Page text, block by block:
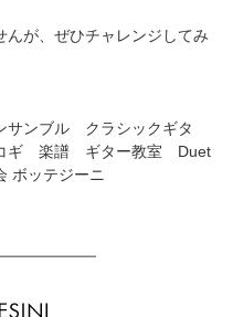
んが、ぜひチャレンジしてみ
サンブル クラシックギタ
ギ 楽譜 ギター教室 Duet
ッテジーニ